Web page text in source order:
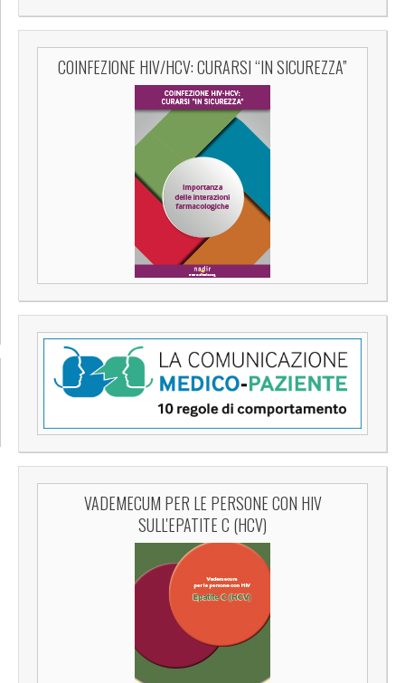
COINFEZIONE HIV/HCV: CURARSI “IN SICUREZZA”
VADEMECUM PER LE PERSONE CON HIV
SULL'EPATITE C (HCV)